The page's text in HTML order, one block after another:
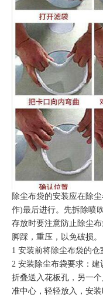
除尘布袋的安装应在除
作)最后进行。先拆除喷
存放时要注意防止除尘
脚踩，重压，以免破损。
1 安装前将除尘布袋的仓
2 安装除尘布袋要求：
折叠送入花板孔，另一
准中心，轻轻放入，安